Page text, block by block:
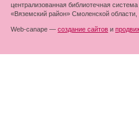
централизованная библиотечная
«Вяземский район» Смоленской области,
Web-canape — создание сайтов и